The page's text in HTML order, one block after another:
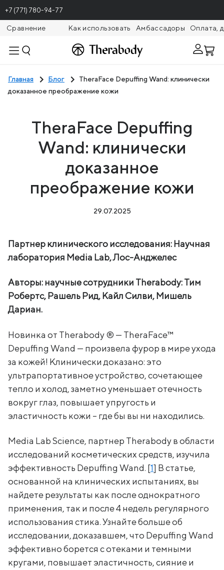
+7 (771) 780-94-77
Сравнение Как использовать Амбассадоры Оплата,
Главная Блог
TheraFace Depuffing Wand: клинически
доказанное преображение кожи
TheraFace Depuffing
Wand: клинически
доказанное
преображение кожи
29.07.2025
Партнер клинического исследования: Научная
лаборатория Media Lab, Лос-Анджелес
Авторы: научные сотрудники Therabody: Тим
Робертс, Рашель Рид, Кайл Силви, Мишель
Дариан.
Новинка от Therabody ® — TheraFace™
Depuffing Wand — произвела фурор в мире ухода
за кожей! Клинически доказано: это
ультрапортативное устройство, сочетающее
тепло и холод, заметно уменьшает отечность
вокруг глаз, повышает упругость и
эластичность кожи – где бы вы ни находились.
Media Lab Science, партнер Therabody в области
исследований косметических средств, изучила
эффективность Depuffing Wand. [1] В статье,
основанной на клинических испытаниях, вы
найдете результаты как после однократного
применения, так и после 4 недель регулярного
использования стика. Узнайте больше об
исследовании, доказавшем, что Depuffing Wand
эффективно борется с отеками и темными
кругами, повышает эластичность, сияние и